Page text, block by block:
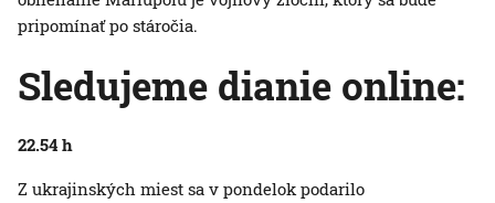
pripomínať po stáročia.
Sledujeme dianie online:
22.54 h
Z ukrajinských miest sa v pondelok podarilo